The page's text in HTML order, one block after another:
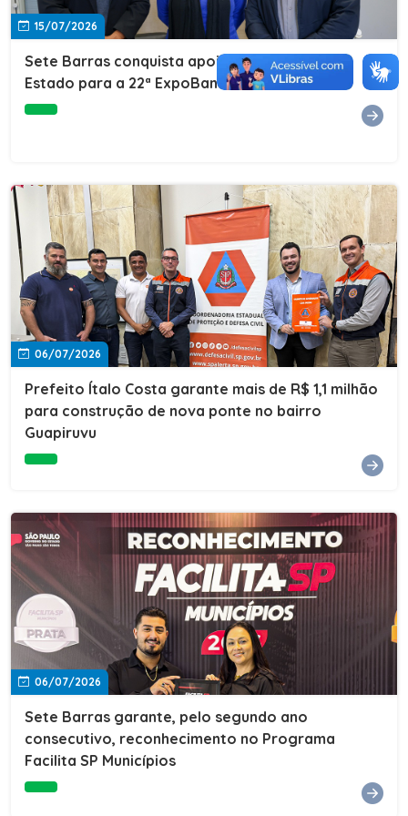
15/07/2026
Sete Barras conquista apoio do Governo do
Estado para a 22ª ExpoBanana
06/07/2026
Prefeito Ítalo Costa garante mais de R$ 1,1 milhão
para construção de nova ponte no bairro
Guapiruvu
06/07/2026
Sete Barras garante, pelo segundo ano
consecutivo, reconhecimento no Programa
Facilita SP Municípios